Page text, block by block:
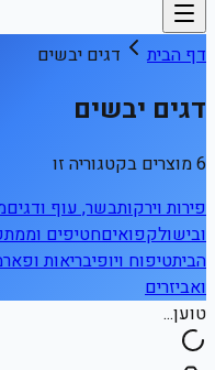
דף הבית דגים יבשים
דגים יבשים
6 מוצרים בקטגוריה זו
פירות וירקותבשר, עוף ודגים
ובישולקפואיםחטיפים
הביתטיפוח ויופיבריאות
ואביזרים
טוען...